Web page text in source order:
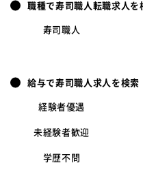
職種で寿司職人転職求人を
寿司職人
給与で寿司職人求人を検索
経験者優遇
未経験者歓迎
学歴不問